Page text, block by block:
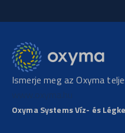
Ismerje meg az Oxyma
Oxyma Systems Víz- és